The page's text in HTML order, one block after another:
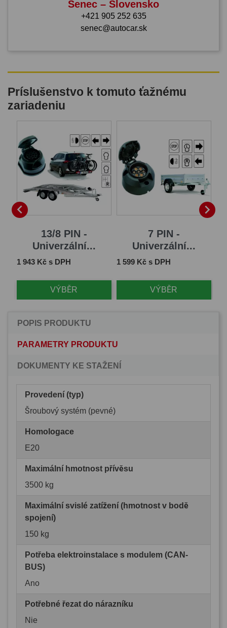
Senec – Slovensko
+421 905 252 635
senec@autocar.sk
Príslušenstvo k tomuto ťažnému
zariadeniu

13/8 PIN -
Univerzální...
Cena
1 943 Kč s DPH
VÝBĚR
7 PIN -
Univerzální...
Cena
1 599 Kč s DPH
VÝBĚR

POPIS PRODUKTU
PARAMETRY PRODUKTU
DOKUMENTY KE STAŽENÍ
Provedení (typ)
Šroubový systém (pevné)
Homologace
E20
Maximální hmotnost přívěsu
3500 kg
Maximální svislé zatížení (hmotnost v bodě
spojení)
150 kg
Potřeba elektroinstalace s modulem (CAN-
BUS)
Ano
Potřebné řezat do nárazníku
Nie